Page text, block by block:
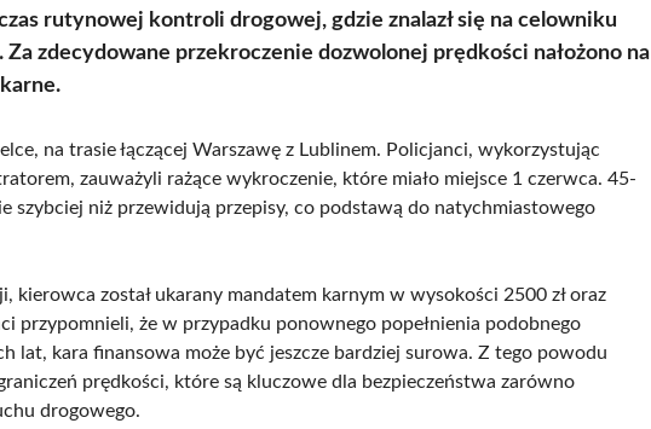
rutynowej kontroli drogowej, gdzie znalazł się na celowniku
zdecydowane przekroczenie dozwolonej prędkości nałożono na
na trasie łączącej Warszawę z Lublinem. Policjanci, wykorzystując
zauważyli rażące wykroczenie, które miało miejsce 1 czerwca. 45-
szybciej niż przewidują przepisy, co podstawą do natychmiastowego
został ukarany mandatem karnym w wysokości 2500 zł oraz
przypomnieli, że w przypadku ponownego popełnienia podobnego
lat, kara finansowa może być jeszcze bardziej surowa. Z tego powodu
prędkości, które są kluczowe dla bezpieczeństwa zarówno
drogowego.